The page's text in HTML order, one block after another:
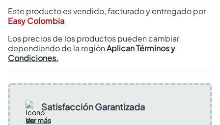
Este producto es vendido, facturado y entregado por
Easy Colombia
Los precios de los productos pueden cambiar
dependiendo de la regiónAplican Términos y
Condiciones.
Satisfacción Garantizada
Ver más